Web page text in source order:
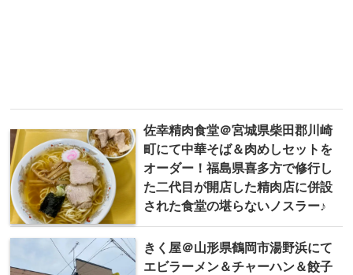
佐幸精肉食堂＠宮城県柴田郡川崎
町にて中華そば＆肉めしセットを
オーダー！福島県喜多方で修行し
た二代目が開店した精肉店に併設
された食堂の堪らないノスラー♪
きく屋＠山形県鶴岡市湯野浜にて
エビラーメン＆チャーハン＆餃子